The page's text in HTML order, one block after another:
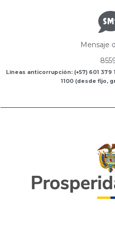
Mensaje
Líneas anticorrupción: (+57) 601
1100 (desde fijo,